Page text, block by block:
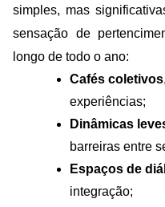
simples, mas
sensação de
longo de todo o ano:
Cafés coletivos
experiências;
Dinâmicas
barreiras entre
Espaços de
integração;